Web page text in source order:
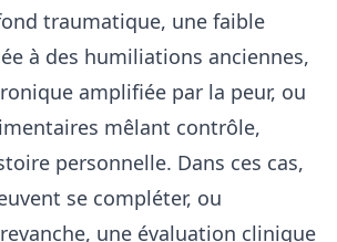
traumatique, une faible
à des humiliations anciennes,
amplifiée par la peur, ou
mêlant contrôle,
personnelle. Dans ces cas,
se compléter, ou
revanche, une évaluation clinique